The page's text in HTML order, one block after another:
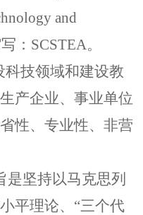
and
：SCSTEA。
科技领域和建设教
产企业、事业单位
性、专业性、非营
是坚持以马克思列
平理论、“三个代